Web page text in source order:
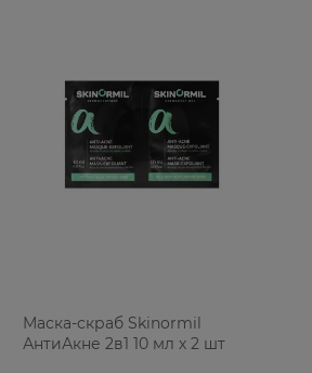
Маска-скраб Skinormil
АнтиАкне 2в1 10 мл х 2 шт